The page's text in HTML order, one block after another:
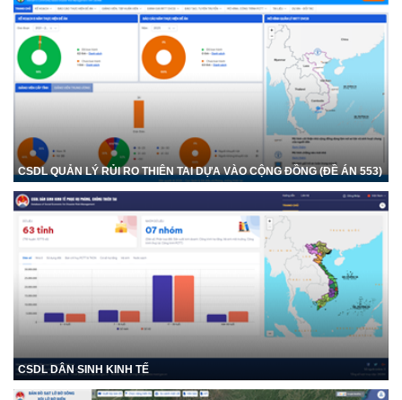
CSDL QUẢN LÝ RỦI RO THIÊN TAI DỰA VÀO CỘNG ĐỒNG (ĐỀ ÁN 553)
CSDL DÂN SINH KINH TẾ